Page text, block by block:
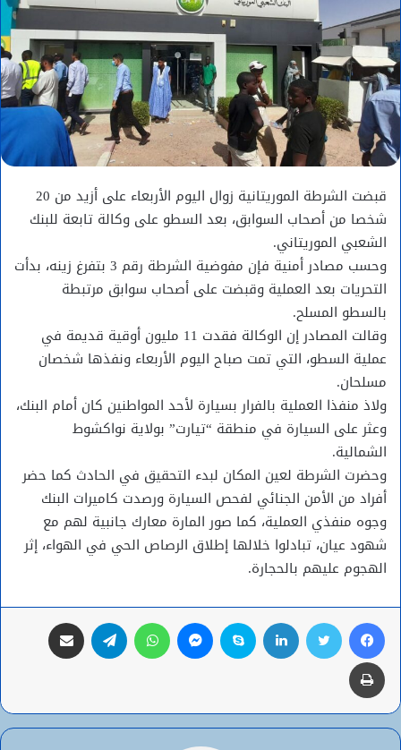
قبضت الشرطة الموريتانية زوال اليوم الأربعاء على أزيد من 20
شخصا من أصحاب السوابق، بعد السطو على وكالة تابعة للبنك
الشعبي الموريتاني.
وحسب مصادر أمنية فإن مفوضية الشرطة رقم 3 بتفرغ زينه، بدأت
التحريات بعد العملية وقبضت على أصحاب سوابق مرتبطة
بالسطو المسلح.
وقالت المصادر إن الوكالة فقدت 11 مليون أوقية قديمة في
عملية السطو، التي تمت صباح اليوم الأربعاء ونفذها شخصان
مسلحان.
ولاذ منفذا العملية بالفرار بسيارة لأحد المواطنين كان أمام البنك،
وعثر على السيارة في منطقة “تيارت” بولاية نواكشوط
الشمالية.
وحضرت الشرطة لعين المكان لبدء التحقيق في الحادث كما حضر
أفراد من الأمن الجنائي لفحص السيارة ورصدت كاميرات البنك
وجوه منفذي العملية، كما صور المارة معارك جانبية لهم مع
شهود عيان، تبادلوا خلالها إطلاق الرصاص الحي في الهواء، إثر
الهجوم عليهم بالحجارة.
فيسبوك تويتر لينكدإن سكايب ماسنجر واتساب تيلقرام
طباعة